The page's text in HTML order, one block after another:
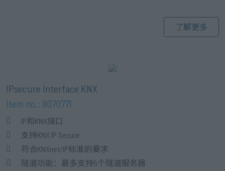
了解更多
IPsecure Interface KNX
Item no.: 9070771
IP和KNX接口
支持KNX IP Secure
符合KNXnet/IP标准的要求
隧道功能：最多支持5个隧道服务器